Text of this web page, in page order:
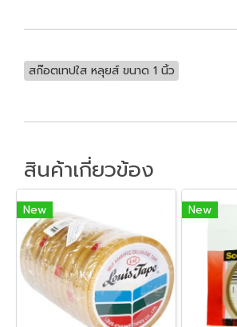
สก๊อตเทปใส หลุยส์ ขนาด 1 นิ้ว
สินค้าเกี่ยวข้อง
New New